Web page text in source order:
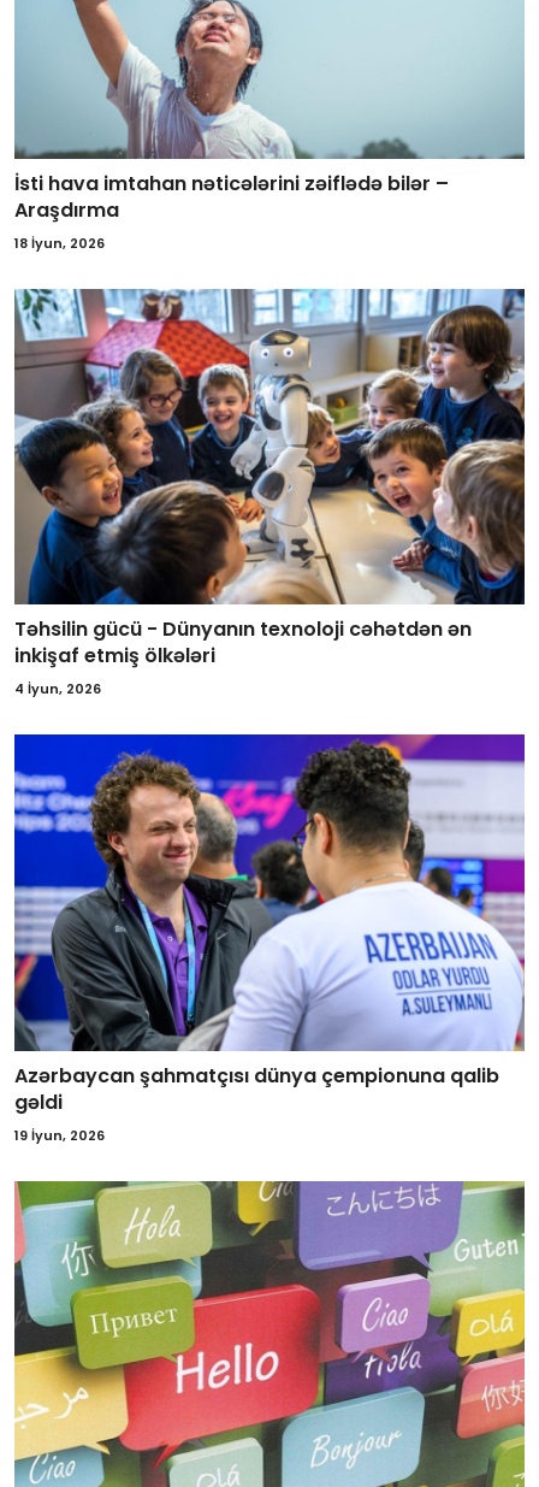
İsti hava imtahan nəticələrini zəiflədə bilər –
Araşdırma
18 İyun, 2026
Təhsilin gücü - Dünyanın texnoloji cəhətdən ən
inkişaf etmiş ölkələri
4 İyun, 2026
Azərbaycan şahmatçısı dünya çempionuna qalib
gəldi
19 İyun, 2026